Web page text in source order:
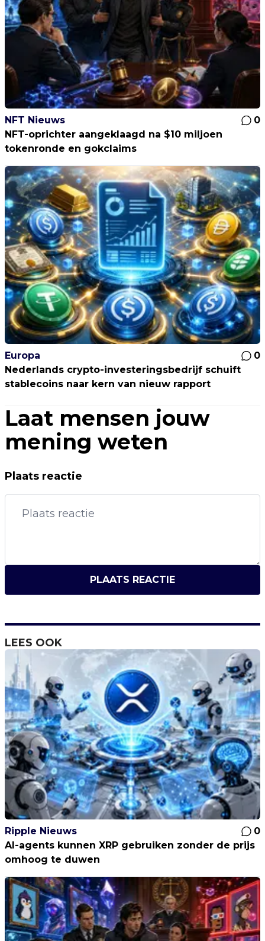
NFT Nieuws
0
NFT-oprichter aangeklaagd na $10 miljoen
tokenronde en gokclaims
Europa
0
Nederlands crypto-investeringsbedrijf schuift
stablecoins naar kern van nieuw rapport
Laat mensen jouw
mening weten
Plaats reactie
PLAATS REACTIE
LEES OOK
Ripple Nieuws
0
AI-agents kunnen XRP gebruiken zonder de prijs
omhoog te duwen